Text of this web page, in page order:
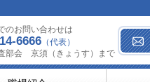
のお問い合わせは
6666 （代表）
部会 京須（きょうす）まで